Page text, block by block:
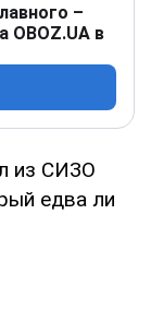
–
OBOZ.UA в
из СИЗО
едва ли